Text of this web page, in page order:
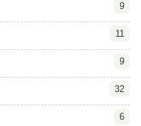
9
11
9
32
6